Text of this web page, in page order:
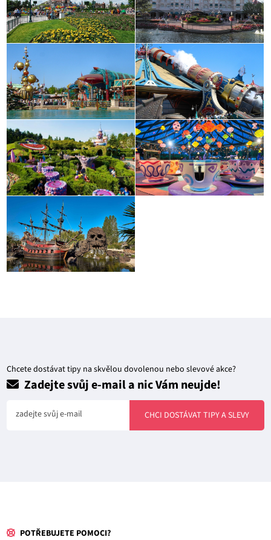
Chcete dostávat tipy na skvělou dovolenou nebo slevové akce?
Zadejte svůj e-mail a nic Vám neujde!
zadejte svůj e-mail CHCI DOSTÁVAT TIPY A SLEVY
POTŘEBUJETE POMOCI?